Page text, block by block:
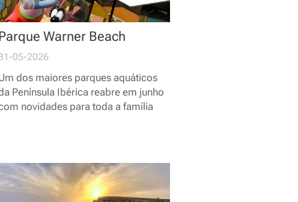
Parque Warner Beach
05-2026
dos maiores parques aquáticos
Península Ibérica reabre em junho
novidades para toda a família